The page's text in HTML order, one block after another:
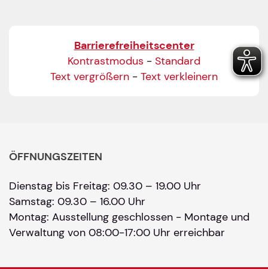
Barrierefreiheitscenter
Kontrastmodus - Standard
Text vergrößern - Text verkleinern
ÖFFNUNGSZEITEN
Dienstag bis Freitag: 09.30 – 19.00 Uhr
Samstag: 09.30 – 16.00 Uhr
Montag: Ausstellung geschlossen - Montage und
Verwaltung von 08:00-17:00 Uhr erreichbar